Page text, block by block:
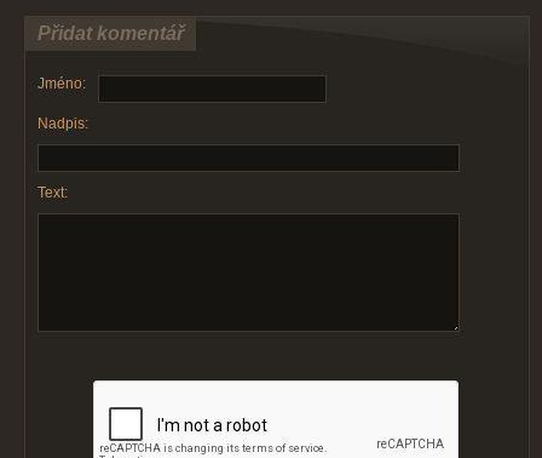
Přidat komentář
Jméno:
Nadpis:
Text: